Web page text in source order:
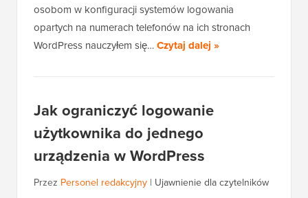
osobom w konfiguracji systemów logowania
opartych na numerach telefonów na ich stronach
WordPress nauczyłem się…Czytaj dalej »
Jak ograniczyć logowanie
użytkownika do jednego
urządzenia w WordPress
Przez Personel redakcyjny | Ujawnienie dla czytelników